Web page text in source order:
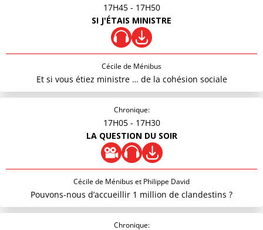
17H45 - 17H50
SI J'ÉTAIS MINISTRE
Cécile de Ménibus
Et si vous étiez ministre … de la cohésion sociale
Chronique:
17H05 - 17H30
LA QUESTION DU SOIR
Cécile de Ménibus et Philippe David
Pouvons-nous d’accueillir 1 million de clandestins ?
Chronique: